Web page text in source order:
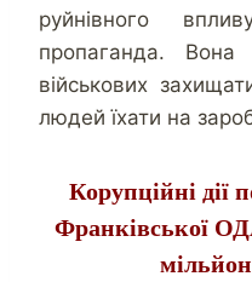
руйнівного
пропаганда. Вона
військових
людей їхати на
Корупційні дії
Франківської